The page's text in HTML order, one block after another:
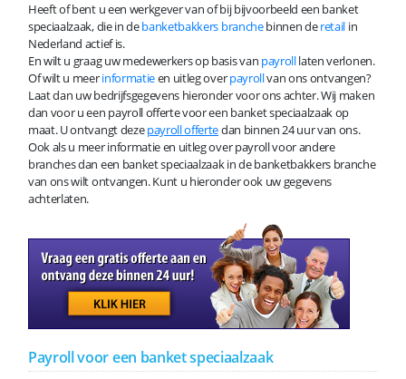
Heeft of bent u een werkgever van of bij bijvoorbeeld een banket
speciaalzaak, die in debanketbakkers branchebinnen deretail in
Nederland actief is.
En wilt u graag uw medewerkers op basis van payrolllaten verlonen.
Of wilt u meerinformatieen uitleg overpayrollvan ons ontvangen?
Laat dan uw bedrijfsgegevens hieronder voor ons achter. Wij maken
dan voor u een payroll offerte voor een banket speciaalzaak op
maat. U ontvangt dezepayroll offertedan binnen 24 uur van ons.
Ook als u meer informatie en uitleg over payroll voor andere
branches dan een banket speciaalzaak in de banketbakkers branche
van ons wilt ontvangen. Kunt u hieronder ook uw gegevens
achterlaten.
Payroll voor een banket speciaalzaak